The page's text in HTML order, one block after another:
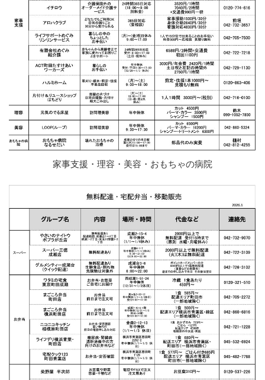
家事支援・理容・美容・おもちゃの病院